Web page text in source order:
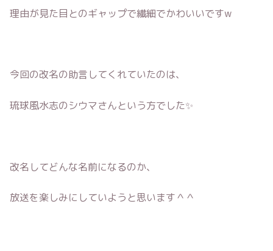
理由が見た目とのギャップで繊細でかわいいですw
今回の改名の助言してくれていたのは、
琉球風水志のシウマさんという方でした✨
改名してどんな名前になるのか、
放送を楽しみにしていようと思います＾＾